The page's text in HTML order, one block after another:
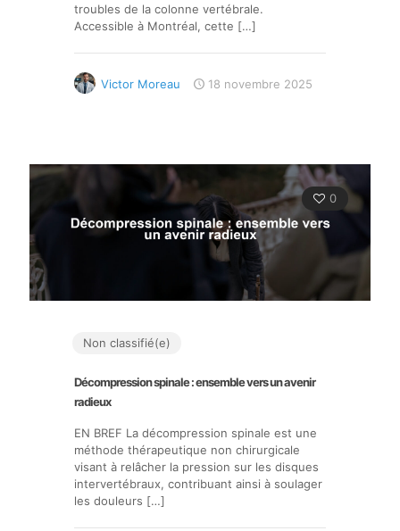
troubles de la colonne vertébrale.
Accessible à Montréal, cette […]
Victor Moreau 18 novembre 2025
0
Non classifié(e)
Décompression spinale : ensemble vers un avenir
radieux
EN BREF La décompression spinale est une
méthode thérapeutique non chirurgicale
visant à relâcher la pression sur les disques
intervertébraux, contribuant ainsi à soulager
les douleurs […]